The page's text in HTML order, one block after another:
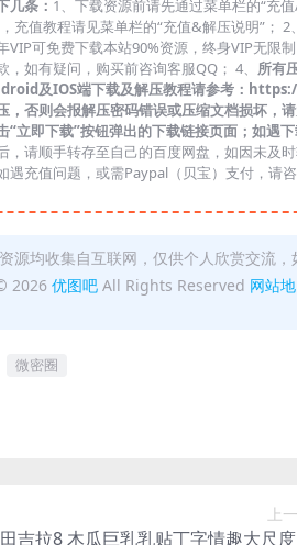
几条： 1、下载资源前请先通过菜单栏的“充
，充值教程请见菜单栏的“充值&解压说明”；
VIP可免费下载本站90%资源，终身VIP无限
，如有疑问，购买前咨询客服QQ； 4、 所有
及IOS端下载及解压教程请参考：
，否则会报解压密码错误或压缩文档损坏
“立即下载”按钮弹出的下载链接页面；如遇
，请顺手转存至自己的百度网盘，如因未及
遇充值问题，或需Paypal（贝宝）支付，请
源均收集自互联网，仅供个人欣赏交流
2026 优图吧 All Rights Reserved 网站
微密圈
上
吉拉8 木瓜巨乳乳贴丁字情趣大尺度